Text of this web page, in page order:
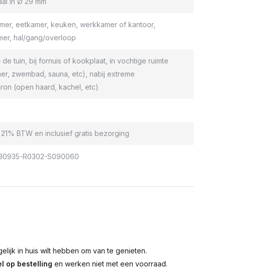
eetkamer, keuken, werkkamer of kantoor,
hal/gang/overloop
de tuin, bij fornuis of kookplaat, in vochtige ruimte
zwembad, sauna, etc), nabij extreme
(open haard, kachel, etc)
BTW en inclusief gratis bezorging
R0302-S090060
in huis wilt hebben om van te genieten.
op bestelling en werken niet met een voorraad.